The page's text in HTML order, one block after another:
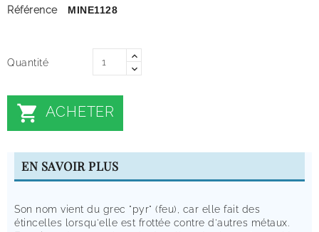
Référence MINE1128
Quantité
 ACHETER
EN SAVOIR PLUS
Son nom vient du grec "pyr" (feu), car elle fait des
étincelles lorsqu'elle est frottée contre d'autres métaux.